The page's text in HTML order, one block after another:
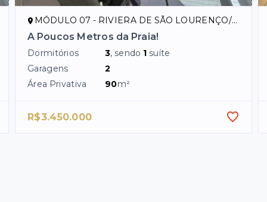
MÓDULO 07 - RIVIERA DE SÃO LOURENÇO/SP
A Poucos Metros da Praia!
Dormitórios 3, sendo 1 suíte
Garagens
2
Área Privativa
90m²
R$3.450.000